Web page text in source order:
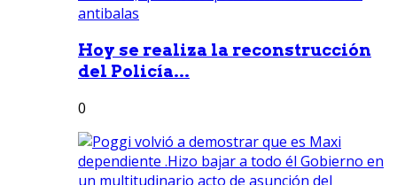
Hoy se realiza la reconstrucción
del Policía...
0